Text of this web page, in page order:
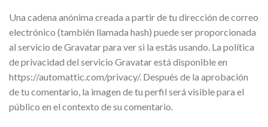
Una cadena anónima creada a partir de tu dirección de correo
electrónico (también llamada hash) puede ser proporcionada
al servicio de Gravatar para ver si la estás usando. La política
de privacidad del servicio Gravatar está disponible en
https://automattic.com/privacy/. Después de la aprobación
de tu comentario, la imagen de tu perfil será visible para el
público en el contexto de su comentario.